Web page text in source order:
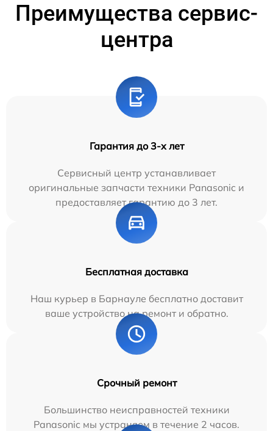
Преимущества сервис-
центра
Гарантия до 3-х лет
Сервисный центр устанавливает
оригинальные запчасти техники Panasonic и
предоставляет гарантию до 3 лет.
Бесплатная доставка
Наш курьер в Барнауле бесплатно доставит
ваше устройство на ремонт и обратно.
Срочный ремонт
Большинство неисправностей техники
Panasonic мы устраняем в течение 2 часов.